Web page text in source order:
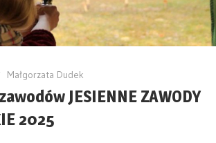
Małgorzata Dudek
JESIENNE ZAWODY
2025